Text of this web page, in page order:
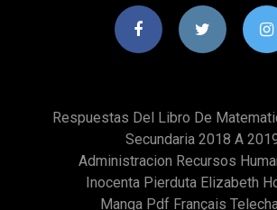
Respuestas Del Libro De
Secundaria 2018 A
Administracion Recursos
Inocenta Pierduta Elizabeth
Manga Pdf Français